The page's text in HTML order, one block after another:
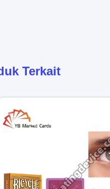
Terkait